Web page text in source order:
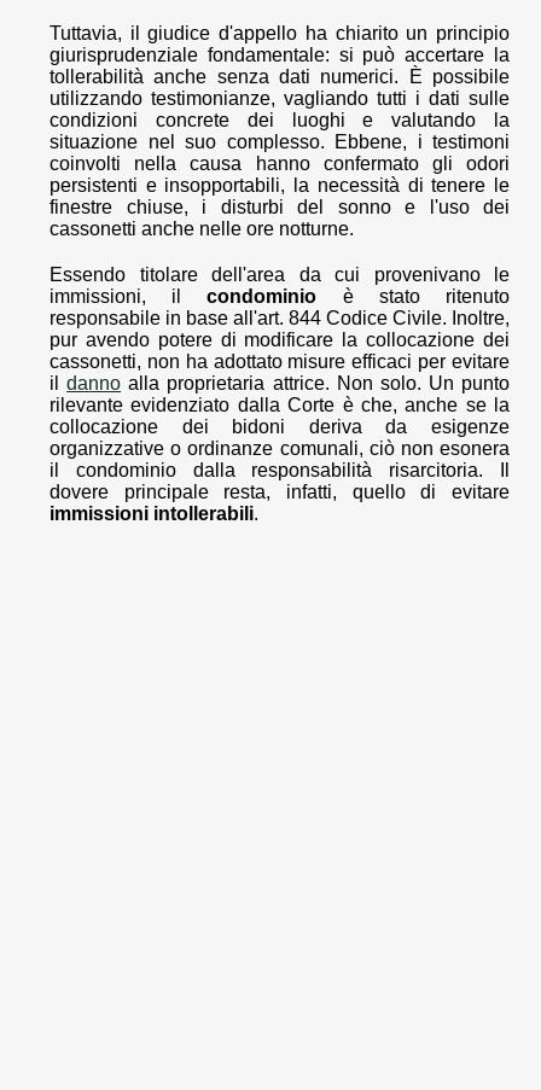
Tuttavia, il giudice d'appello ha chiarito un principio
giurisprudenziale fondamentale: si può accertare la
tollerabilità anche senza dati numerici. È possibile
utilizzando testimonianze, vagliando tutti i dati sulle
condizioni concrete dei luoghi e valutando la
situazione nel suo complesso. Ebbene, i testimoni
coinvolti nella causa hanno confermato gli odori
persistenti e insopportabili, la necessità di tenere le
finestre chiuse, i disturbi del sonno e l'uso dei
cassonetti anche nelle ore notturne.
Essendo titolare dell'area da cui provenivano le
immissioni, ilcondominio è stato ritenuto
responsabile in base all'art. 844 Codice Civile. Inoltre,
pur avendo potere di modificare la collocazione dei
cassonetti, non ha adottato misure efficaci per evitare
ildanno alla proprietaria attrice. Non solo. Un punto
rilevante evidenziato dalla Corte è che, anche se la
collocazione dei bidoni deriva da esigenze
organizzative o ordinanze comunali, ciò non esonera
il condominio dalla responsabilità risarcitoria. Il
dovere principale resta, infatti, quello di evitare
immissioni intollerabili.